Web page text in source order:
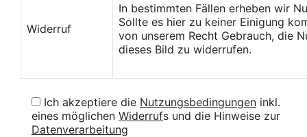
Widerruf
In bestimmten Fällen erheben wir
Sollte es hier zu keiner Einigung
von unserem Recht Gebrauch, die
dieses Bild zu widerrufen.
Ich akzeptiere die Nutzungsbedingungen inkl.
eines möglichen Widerrufs und die Hinweise zur
Datenverarbeitung